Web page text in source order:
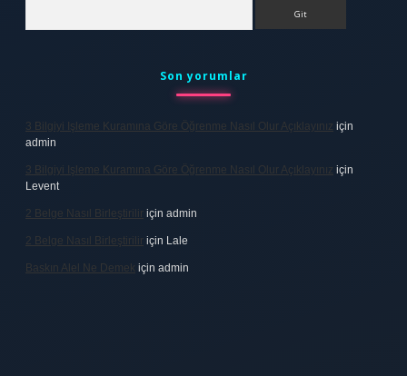
Son yorumlar
3 Bilgiyi Işleme Kuramına Göre Öğrenme Nasıl Olur Açıklayınız için
admin
3 Bilgiyi Işleme Kuramına Göre Öğrenme Nasıl Olur Açıklayınız için
Levent
2 Belge Nasıl Birleştirilir için admin
2 Belge Nasıl Birleştirilir için Lale
Baskın Alel Ne Demek için admin